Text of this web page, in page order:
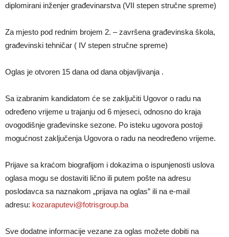
diplomirani inženjer građevinarstva (VII stepen stručne spreme)
Za mjesto pod rednim brojem 2. – završena građevinska škola,
građevinski tehničar ( IV stepen stručne spreme)
Oglas je otvoren 15 dana od dana objavljivanja .
Sa izabranim kandidatom će se zaključiti Ugovor o radu na
određeno vrijeme u trajanju od 6 mjeseci, odnosno do kraja
ovogodišnje građevinske sezone. Po isteku ugovora postoji
mogućnost zaključenja Ugovora o radu na neodređeno vrijeme.
Prijave sa kraćom biografijom i dokazima o ispunjenosti uslova
oglasa mogu se dostaviti lično ili putem pošte na adresu
poslodavca sa naznakom „prijava na oglas” ili na e-ma­il
adresu: kozaraputevi@fotrisgroup.ba
Sve dodatne informacije vezane za oglas možete dobiti na